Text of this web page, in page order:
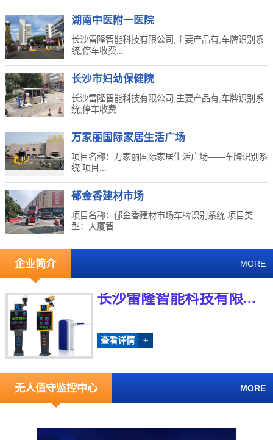
湖南中医附一医院
长沙雷隆智能科技有限公司,主要产品有,车牌识别系
统,停车收费...
长沙市妇幼保健院
长沙雷隆智能科技有限公司,主要产品有,车牌识别系
统,停车收费...
万家丽国际家居生活广场
项目名称：万家丽国际家居生活广场——车牌识别系
统 项目...
郁金香建材市场
项目名称：郁金香建材市场车牌识别系统 项目类
型：大厦智...
企业简介 MORE
长沙雷隆智能科技有限...
查看详情 +
无人值守监控中心 MORE